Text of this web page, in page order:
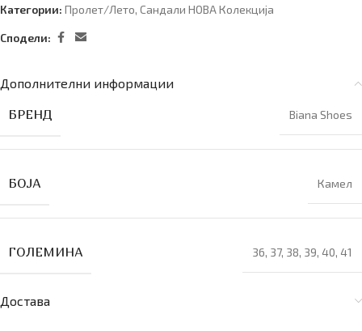
Категории: Пролет/Лето, Сандали НОВА Колекција
Сподели:
Дополнителни информации
БРЕНД Biana Shoes
БОЈА Камел
ГОЛЕМИНА 36, 37, 38, 39, 40, 41
Достава